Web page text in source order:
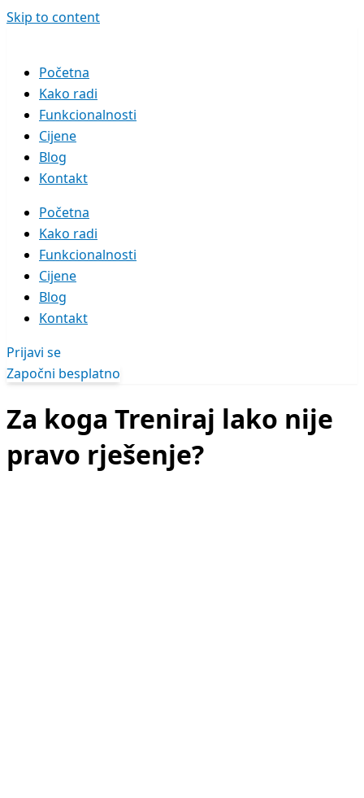
Skip to content
Početna
Kako radi
Funkcionalnosti
Cijene
Blog
Kontakt
Početna
Kako radi
Funkcionalnosti
Cijene
Blog
Kontakt
Prijavi se
Započni besplatno
Za koga Treniraj lako nije
pravo rješenje?